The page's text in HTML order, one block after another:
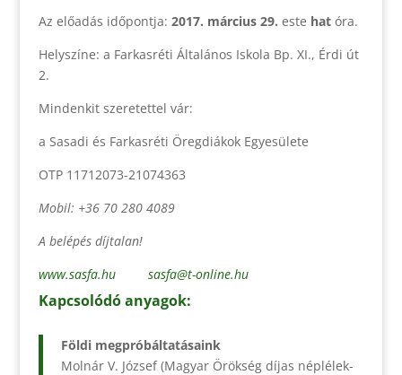
Az előadás időpontja: 2017. március 29. este hat óra.
Helyszíne: a Farkasréti Általános Iskola Bp. XI., Érdi út
2.
Mindenkit szeretettel vár:
a Sasadi és Farkasréti Öregdiákok Egyesülete
OTP 11712073-21074363
Mobil: +36 70 280 4089
A belépés díjtalan!
www.sasfa.hu
sasfa@t-online.hu
Kapcsolódó anyagok:
Földi megpróbáltatásaink
Molnár V. József (Magyar Örökség díjas néplélek-